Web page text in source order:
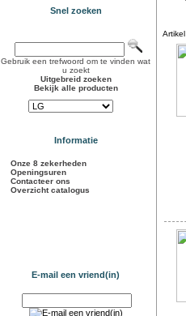
Snel zoeken
Gebruik een trefwoord om te vinden wat
u zoekt
Uitgebreid zoeken
Bekijk alle producten
Informatie
Onze 8 zekerheden
Openingsuren
Contacteer ons
Overzicht catalogus
E-mail een vriend(in)
Artikel